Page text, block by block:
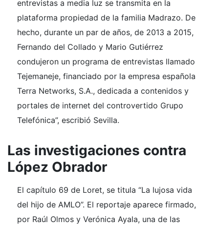
entrevistas a media luz se transmita en la
plataforma propiedad de la familia Madrazo. De
hecho, durante un par de años, de 2013 a 2015,
Fernando del Collado y Mario Gutiérrez
condujeron un programa de entrevistas llamado
Tejemaneje, financiado por la empresa española
Terra Networks, S.A., dedicada a contenidos y
portales de internet del controvertido Grupo
Telefónica”, escribió Sevilla.
Las investigaciones contra
López Obrador
El capítulo 69 de Loret, se titula “La lujosa vida
del hijo de AMLO”. El reportaje aparece firmado,
por Raúl Olmos y Verónica Ayala, una de las